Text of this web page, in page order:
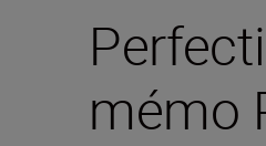
mémo